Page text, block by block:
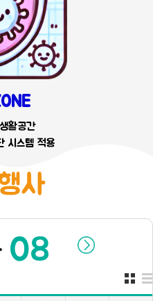
활공간
시스템 적용
사
.